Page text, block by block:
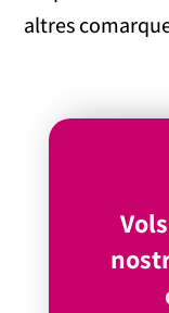
altres